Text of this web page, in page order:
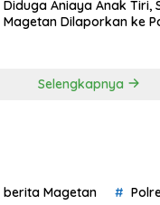
Diduga Aniaya Anak Tiri,
Magetan Dilaporkan ke
Selengkapnya
berita Magetan